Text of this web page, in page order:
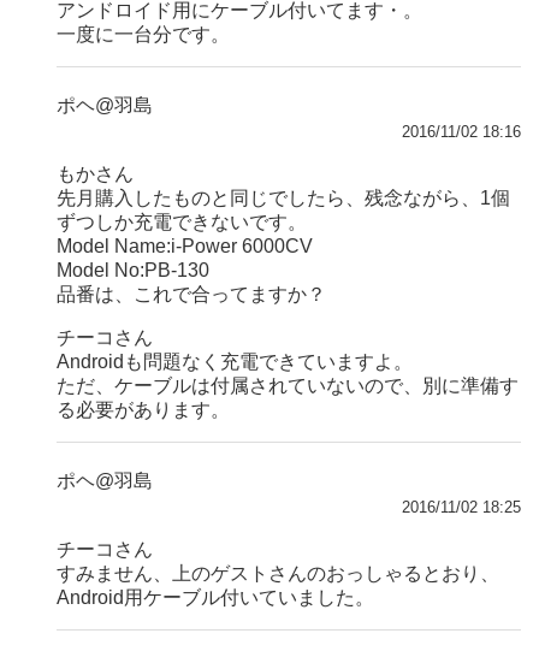
アンドロイド用にケーブル付いてます・。
一度に一台分です。
ポヘ@羽島
2016/11/02 18:16
もかさん
先月購入したものと同じでしたら、残念ながら、1個
ずつしか充電できないです。
Model Name:i-Power 6000CV
Model No:PB-130
品番は、これで合ってますか？
チーコさん
Androidも問題なく充電できていますよ。
ただ、ケーブルは付属されていないので、別に準備す
る必要があります。
ポヘ@羽島
2016/11/02 18:25
チーコさん
すみません、上のゲストさんのおっしゃるとおり、
Android用ケーブル付いていました。